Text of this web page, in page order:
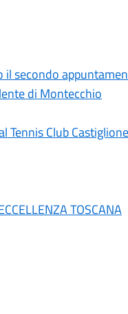
il secondo
di Montecchio
Tennis Club
TOSCANA